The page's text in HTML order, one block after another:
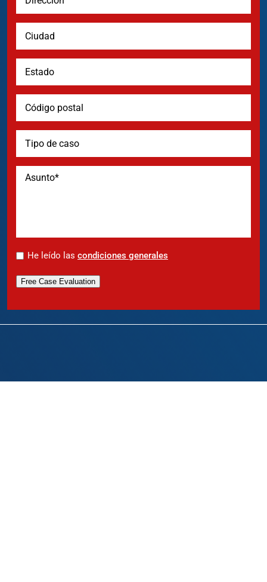
* He leído las condiciones generales
Free Case Evaluation